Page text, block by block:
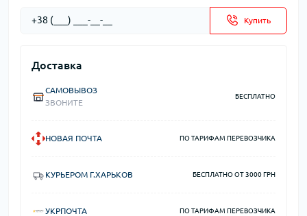
Купить
Доставка
САМОВЫВОЗ
ЗВОНИТЕ
БЕСПЛАТНО
НОВАЯ ПОЧТА ПО ТАРИФАМ ПЕРЕВОЗЧИКА
КУРЬЕРОМ Г.ХАРЬКОВ БЕСПЛАТНО ОТ 3000 ГРН
УКРПОЧТА ПО ТАРИФАМ ПЕРЕВОЗЧИКА